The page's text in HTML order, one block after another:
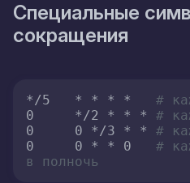
Специальные
сокращения
*/5   * * * * #
0     */2 * * * #
0     0 */3 * * #
0     0 * * 0 #
в полночь